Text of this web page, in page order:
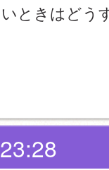
ときはどう